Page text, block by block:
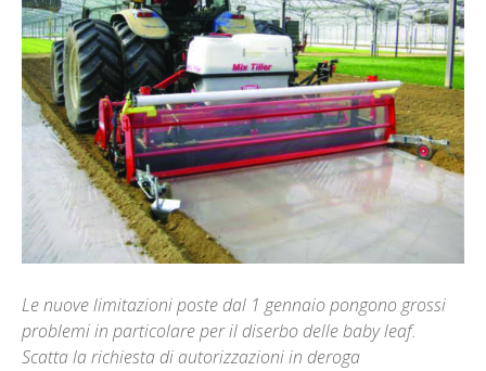
Le nuove limitazioni poste dal 1 gennaio pongono grossi
problemi in particolare per il diserbo delle baby leaf.
Scatta la richiesta di autorizzazioni in deroga